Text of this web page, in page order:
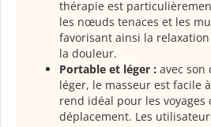
thérapie est
les nœuds tenaces et les
favorisant ainsi la
la douleur.
Portable et léger : avec son
léger, le masseur est facile
rend idéal pour les
déplacement. Les